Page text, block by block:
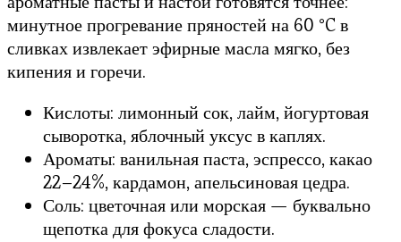
минутное прогревание пряностей на 60 °C в
сливках извлекает эфирные масла мягко, без
кипения и горечи.
Кислоты: лимонный сок, лайм, йогуртовая
сыворотка, яблочный уксус в каплях.
Ароматы: ванильная паста, эспрессо, какао
22–24%, кардамон, апельсиновая цедра.
Соль: цветочная или морская — буквально
щепотка для фокуса сладости.